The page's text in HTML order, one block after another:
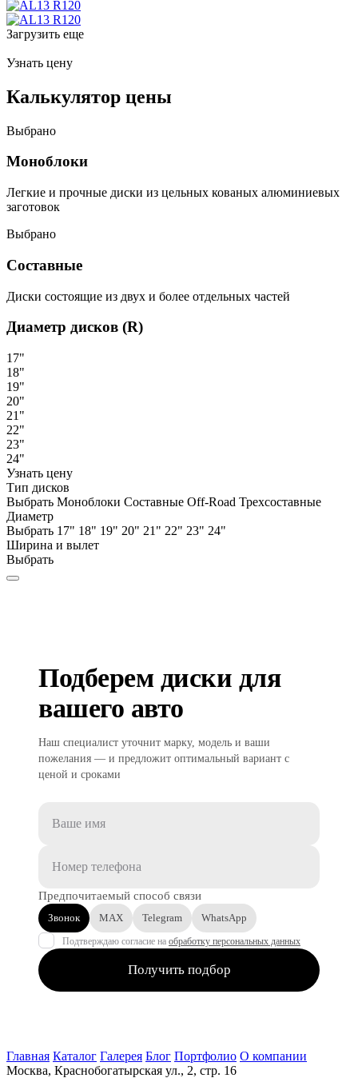
Загрузить еще
Узнать цену
Калькулятор цены
Выбрано
Моноблоки
Легкие и прочные диски из цельных кованых алюминиевых
заготовок
Выбрано
Составные
Диски состоящие из двух и более отдельных частей
Диаметр дисков (R)
17"
18"
19"
20"
21"
22"
23"
24"
Узнать цену
Тип дисков
Выбрать Моноблоки Составные Off-Road Трехсоставные
Диаметр
Выбрать 17" 18" 19" 20" 21" 22" 23" 24"
Ширина и вылет
Выбрать
Подберем диски для
вашего авто
Наш специалист уточнит марку, модель и ваши
пожелания — и предложит оптимальный вариант с
ценой и сроками
Предпочитаемый способ связи
Звонок MAX Telegram WhatsApp
Подтверждаю согласие на обработку персональных данных
Получить подбор
Главная Каталог Галерея Блог Портфолио О компании
Москва, Краснобогатырская ул., 2, стр. 16